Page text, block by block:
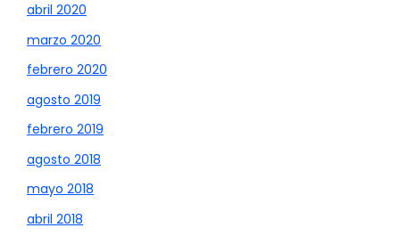
abril 2020
marzo 2020
febrero 2020
agosto 2019
febrero 2019
agosto 2018
mayo 2018
abril 2018